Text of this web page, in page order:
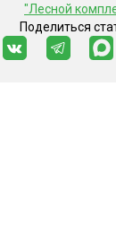
"Лесной
Поделиться